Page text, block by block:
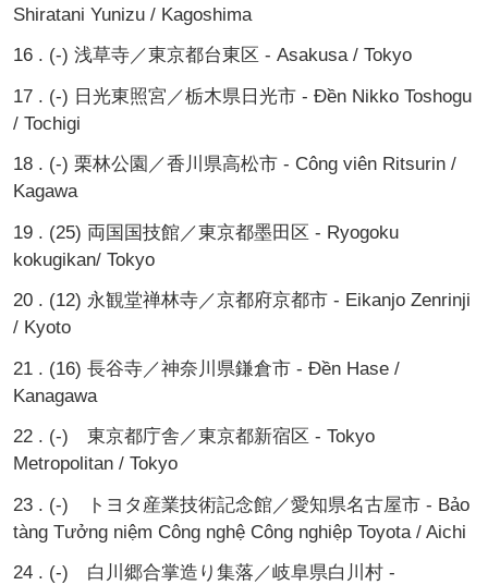
Shiratani Yunizu / Kagoshima
16 . (-) 浅草寺／東京都台東区 - Asakusa / Tokyo
17 . (-) 日光東照宮／栃木県日光市 - Đền Nikko Toshogu
/ Tochigi
18 . (-) 栗林公園／香川県高松市 - Công viên Ritsurin /
Kagawa
19 . (25) 両国国技館／東京都墨田区 - Ryogoku
kokugikan/ Tokyo
20 . (12) 永観堂禅林寺／京都府京都市 - Eikanjo Zenrinji
/ Kyoto
21 . (16) 長谷寺／神奈川県鎌倉市 - Đền Hase /
Kanagawa
22 . (-) 東京都庁舎／東京都新宿区 - Tokyo
Metropolitan / Tokyo
23 . (-) トヨタ産業技術記念館／愛知県名古屋市 - Bảo
tàng Tưởng niệm Công nghệ Công nghiệp Toyota / Aichi
24 . (-) 白川郷合掌造り集落／岐阜県白川村 -